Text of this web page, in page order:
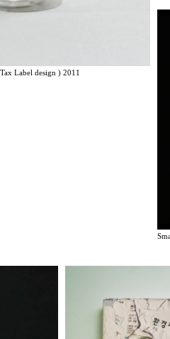
Label design ) 2011